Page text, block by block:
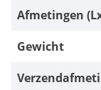
Afmetingen
Gewicht